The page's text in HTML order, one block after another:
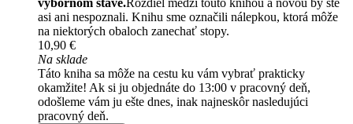
výbornom stave.Rozdiel medzi touto knihou a novou by ste
asi ani nespoznali. Knihu sme označili nálepkou, ktorá môže
na niektorých obaloch zanechať stopy.
10,90 €
Na sklade
Táto kniha sa môže na cestu ku vám vybrať prakticky
okamžite! Ak si ju objednáte do 13:00 v pracovný deň,
odošleme vám ju ešte dnes, inak najneskôr nasledujúci
pracovný deň.